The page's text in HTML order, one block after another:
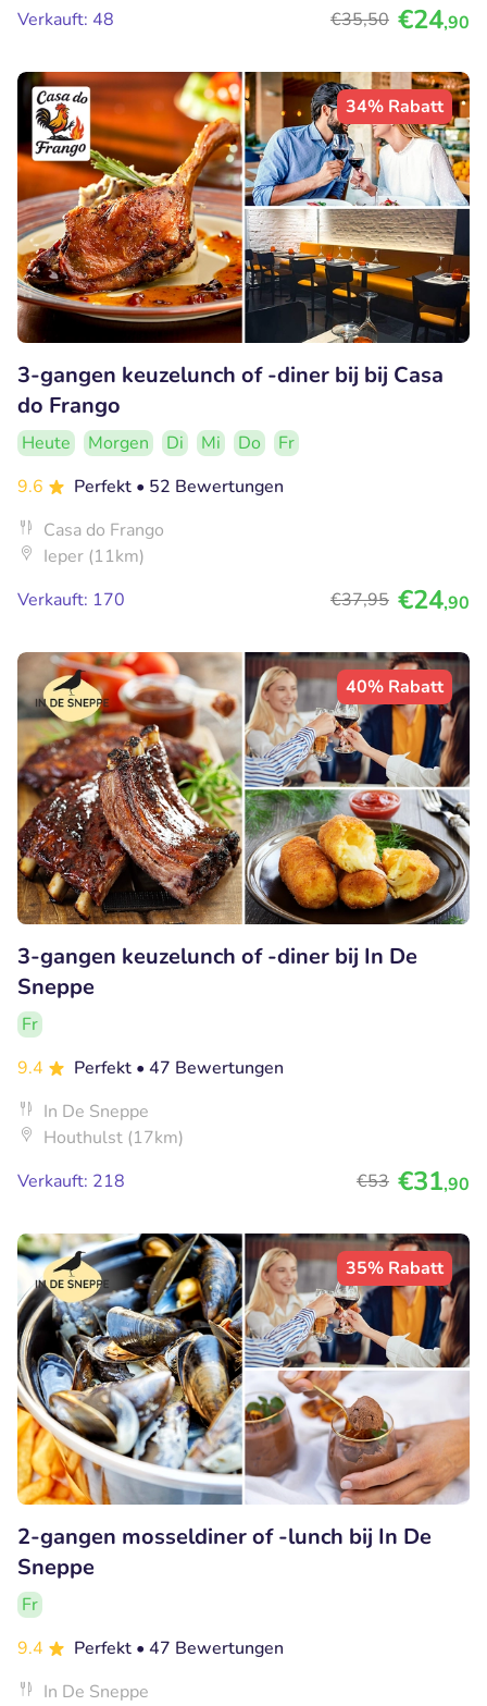
Verkauft: 48
€35,50 €24,90
34% Rabatt
3-gangen keuzelunch of -diner bij bij Casa
do Frango
Heute Morgen Di Mi Do
Fr
9.6
Perfekt • 52 Bewertungen
Casa do Frango
Ieper (11km)
Verkauft: 170
€37,95 €24,90
40% Rabatt
3-gangen keuzelunch of -diner bij In De
Sneppe
Fr
9.4
Perfekt • 47 Bewertungen
In De Sneppe
Houthulst (17km)
Verkauft: 218
€53 €31,90
35% Rabatt
2-gangen mosseldiner of -lunch bij In De
Sneppe
Fr
9.4
Perfekt • 47 Bewertungen
In De Sneppe